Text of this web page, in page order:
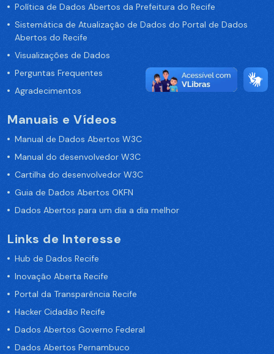
Política de Dados Abertos da Prefeitura do Recife
Sistemática de Atualização de Dados do Portal de Dados
Abertos do Recife
Visualizações de Dados
Perguntas Frequentes
Agradecimentos
Manuais e Vídeos
Manual de Dados Abertos W3C
Manual do desenvolvedor W3C
Cartilha do desenvolvedor W3C
Guia de Dados Abertos OKFN
Dados Abertos para um dia a dia melhor
Links de Interesse
Hub de Dados Recife
Inovação Aberta Recife
Portal da Transparência Recife
Hacker Cidadão Recife
Dados Abertos Governo Federal
Dados Abertos Pernambuco